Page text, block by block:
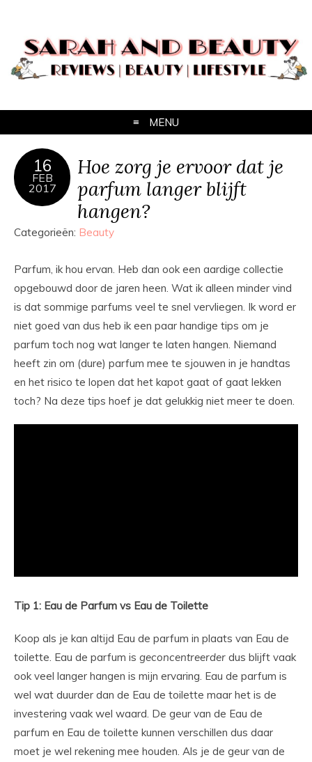
MENU
16
FEB
2017
Hoe zorg je ervoor dat je
parfum langer blijft
hangen?
Categorieën: Beauty
Parfum, ik hou ervan. Heb dan ook een aardige collectie
opgebouwd door de jaren heen. Wat ik alleen minder vind
is dat sommige parfums veel te snel vervliegen. Ik word er
niet goed van dus heb ik een paar handige tips om je
parfum toch nog wat langer te laten hangen. Niemand
heeft zin om (dure) parfum mee te sjouwen in je handtas
en het risico te lopen dat het kapot gaat of gaat lekken
toch? Na deze tips hoef je dat gelukkig niet meer te doen.
Tip 1: Eau de Parfum vs Eau de Toilette
Koop als je kan altijd Eau de parfum in plaats van Eau de
toilette. Eau de parfum is geconcentreerder dus blijft vaak
ook veel langer hangen is mijn ervaring. Eau de parfum is
wel wat duurder dan de Eau de toilette maar het is de
investering vaak wel waard. De geur van de Eau de
parfum en Eau de toilette kunnen verschillen dus daar
moet je wel rekening mee houden. Als je de geur van de